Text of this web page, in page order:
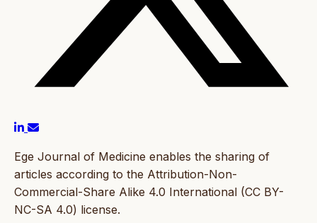
Ege Journal of Medicine enables the sharing of
articles according to the Attribution-Non-
Commercial-Share Alike 4.0 International (CC BY-
NC-SA 4.0) license.